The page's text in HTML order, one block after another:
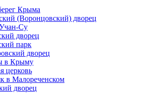
Крыма
(Воронцовский) дворец
Су
дворец
парк
дворец
в Крыму
церковь
в Малореченском
дворец